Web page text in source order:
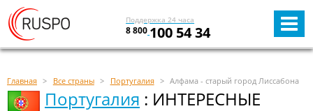
Поддержка 24 часа
8 800 100 54 34
Главная Все страны Португалия Алфамa - старый город Лиссабона
Португалия : ИНТЕРЕСНЫЕ